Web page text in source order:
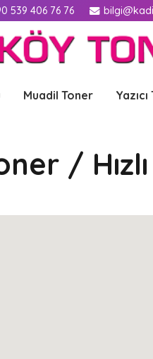
539 406 76 76
Muadil Toner
/